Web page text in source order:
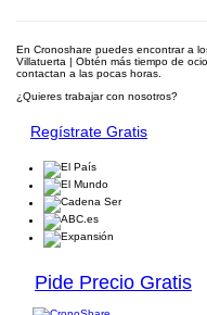
En Cronoshare puedes encontrar a
Villatuerta | Obtén más tiempo de
contactan a las pocas horas.
¿Quieres trabajar con nosotros?
Regístrate Gratis
Pide Precio Gratis